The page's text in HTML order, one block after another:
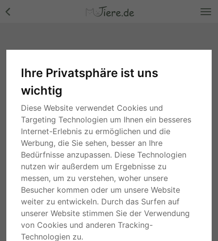
Ihre Privatsphäre ist uns
wichtig
Diese Website verwendet Cookies und
Targeting Technologien um Ihnen ein besseres
Internet-Erlebnis zu ermöglichen und die
Werbung, die Sie sehen, besser an Ihre
Bedürfnisse anzupassen. Diese Technologien
nutzen wir außerdem um Ergebnisse zu
messen, um zu verstehen, woher unsere
Besucher kommen oder um unsere Website
weiter zu entwickeln. Durch das Surfen auf
unserer Website stimmen Sie der Verwendung
von Cookies und anderen Tracking-
Technologien zu.
Tiersitter Sachsen
Dog-Walker
Leipzig, Sachsen
Privates Tiersitting
Flöha, Sachsen